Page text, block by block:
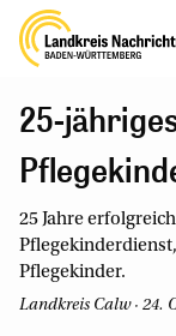
25-
25 Jahre
Pflegekinder.
Landkreis Calw · 24.